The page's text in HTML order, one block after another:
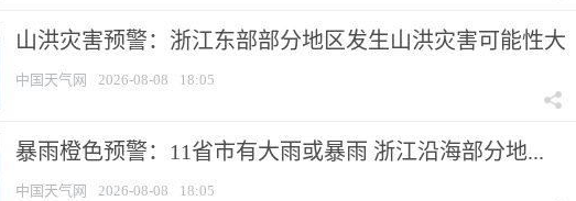
山洪灾害预警：浙江东部部分地区发生山洪灾害可能性大
中国天气网 2026-08-08 18:05
暴雨橙色预警：11省市有大雨或暴雨 浙江沿海部分地...
中国天气网 2026-08-08 18:05